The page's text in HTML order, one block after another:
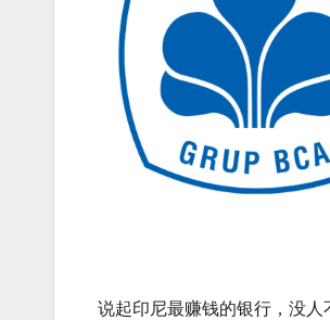
说起印尼最赚钱的银行，没